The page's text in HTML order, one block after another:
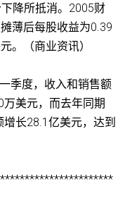
降所抵消。2005财
薄后每股收益为0.39
。（商业资讯）
季度，收入和销售额
美元，而去年同期
长28.1亿美元，达到